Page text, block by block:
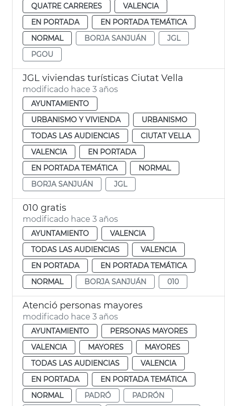
QUATRE CARRERES
VALENCIA
EN PORTADA
EN PORTADA TEMÁTICA
NORMAL
BORJA SANJUÁN
JGL
PGOU
JGL viviendas turísticas Ciutat Vella
modificado hace 3 años
AYUNTAMIENTO
URBANISMO Y VIVIENDA
URBANISMO
TODAS LAS AUDIENCIAS
CIUTAT VELLA
VALENCIA
EN PORTADA
EN PORTADA TEMÁTICA
NORMAL
BORJA SANJUÁN
JGL
010 gratis
modificado hace 3 años
AYUNTAMIENTO
VALENCIA
TODAS LAS AUDIENCIAS
VALENCIA
EN PORTADA
EN PORTADA TEMÁTICA
NORMAL
BORJA SANJUÁN 010
Atenció personas mayores
modificado hace 3 años
AYUNTAMIENTO
PERSONAS MAYORES
VALENCIA
MAYORES
MAYORES
TODAS LAS AUDIENCIAS
VALENCIA
EN PORTADA
EN PORTADA TEMÁTICA
NORMAL
PADRÓ
PADRÓN